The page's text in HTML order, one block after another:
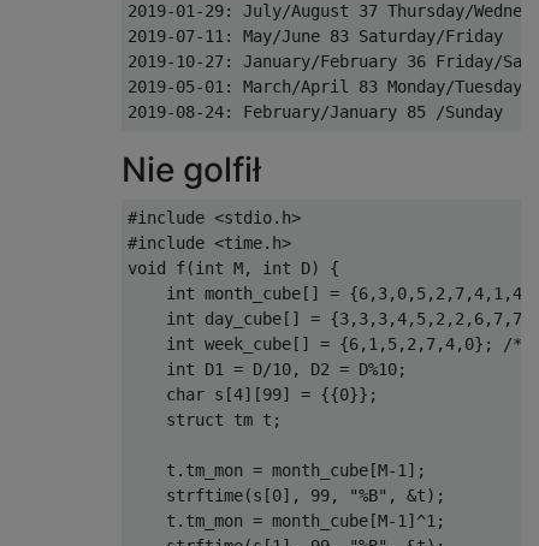
2019-01-29: July/August 37 Thursday/
2019-07-11: May/June 83 Saturday/Friday
2019-10-27: January/February 36 Friday/
2019-05-01: March/April 83 Monday/Tuesday
Nie golfił
#include <stdio.h>
#include <time.h>
void
f(int M, int D)
{
int month_cube [] = {6, 3, 0, 5, 2, 7,4, 1,4
int day_cube [] = {3, 3, 3,4, 5, 2, 2, 6, 7, 7
int week_cube [] = {6, 1, 5, 2, 7,4, 0};
/*
int D1 = D/10, D2 = D%10;
char s [4][99] = {{0}};
struct tm t ;
    t
. tm_mon = month_cube [M-1];
    strftime
(s [0], 99, "%B" , &t);
    t
. tm_mon = month_cube [M-1]^1;